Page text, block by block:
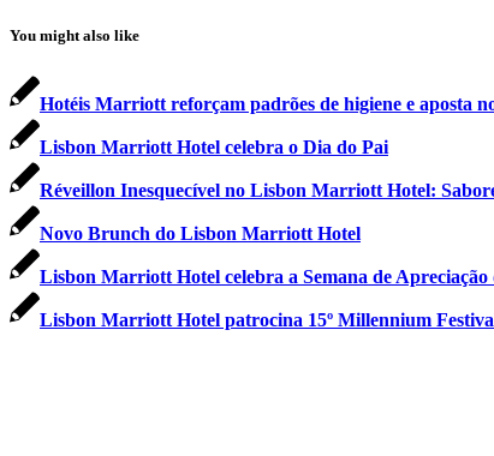
You might also like
Hotéis Marriott reforçam padrões de higiene e aposta
Lisbon Marriott Hotel celebra o Dia do Pai
Réveillon Inesquecível no Lisbon Marriott Hotel:
Novo Brunch do Lisbon Marriott Hotel
Lisbon Marriott Hotel celebra a Semana de Apreciação
Lisbon Marriott Hotel patrocina 15º Millennium